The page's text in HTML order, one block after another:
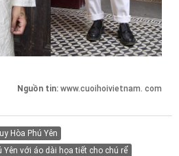
Nguồn tin: www.cuoihoivietnam. com
Hòa Phú Yên
Yên với áo dài họa tiết cho chú rể